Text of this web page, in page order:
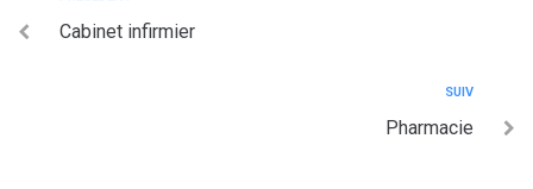
Cabinet infirmier
SUIV
Pharmacie